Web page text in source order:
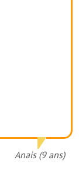
Anais (9 ans)